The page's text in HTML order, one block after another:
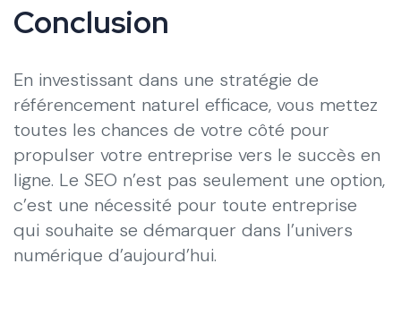
Conclusion
En investissant dans une stratégie de
référencement naturel efficace, vous mettez
toutes les chances de votre côté pour
propulser votre entreprise vers le succès en
ligne. Le SEO n’est pas seulement une option,
c’est une nécessité pour toute entreprise
qui souhaite se démarquer dans l’univers
numérique d’aujourd’hui.